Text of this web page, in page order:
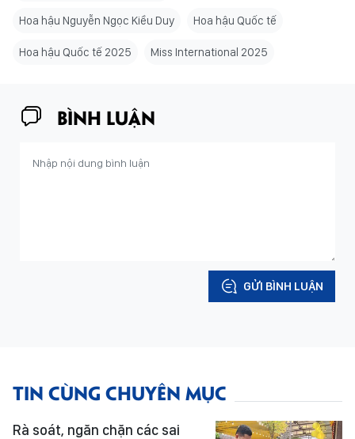
Hoa hậu Nguyễn Ngọc Kiều Duy Hoa hậu Quốc tế
Hoa hậu Quốc tế 2025 Miss International 2025
BÌNH LUẬN
GỬI BÌNH LUẬN
TIN CÙNG CHUYÊN MỤC
Rà soát, ngăn chặn các sai